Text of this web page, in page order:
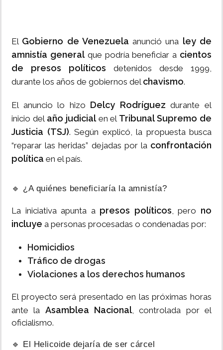
El Gobierno de Venezuela anunció una ley de
amnistía generalque podría beneficiar a cientos
de presos políticos detenidos desde 1999,
durante los años de gobiernos del chavismo.
El anuncio lo hizo Delcy Rodríguez durante el
inicio del año judicialen el Tribunal Supremo de
Justicia (TSJ). Según explicó, la propuesta busca
“reparar las heridas” dejadas por la confrontación
política en el país.
🔹 ¿A quiénes beneficiaría la amnistía?
La iniciativa apunta a presos políticos, pero no
incluye a personas procesadas o condenadas por:
Homicidios
Tráfico de drogas
Violaciones a los derechos humanos
El proyecto será presentado en las próximas horas
ante la Asamblea Nacional, controlada por el
oficialismo.
🔹 El Helicoide dejaría de ser cárcel